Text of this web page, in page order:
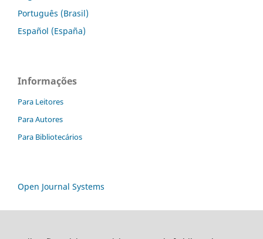
Português (Brasil)
Español (España)
Informações
Para Leitores
Para Autores
Para Bibliotecários
Open Journal Systems